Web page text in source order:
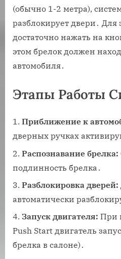
(обычно 1-2 метра),
разблокирует двери․ Для
достаточно нажать на
этом брелок должен
автомобиля․
Этапы Работы
Приближение к
дверных ручках
Распознавание брелка:
подлинность брелка․
Разблокировка дверей:
автоматически
Запуск двигателя: При
Push Start двигатель
брелка в салоне)․